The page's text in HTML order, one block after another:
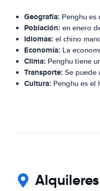
Geografía: Penghu
Población: en enero
Idiomas: el chino
Economía: La
Clima: Penghu tiene
Transporte: Se puede
Cultura: Penghu es el